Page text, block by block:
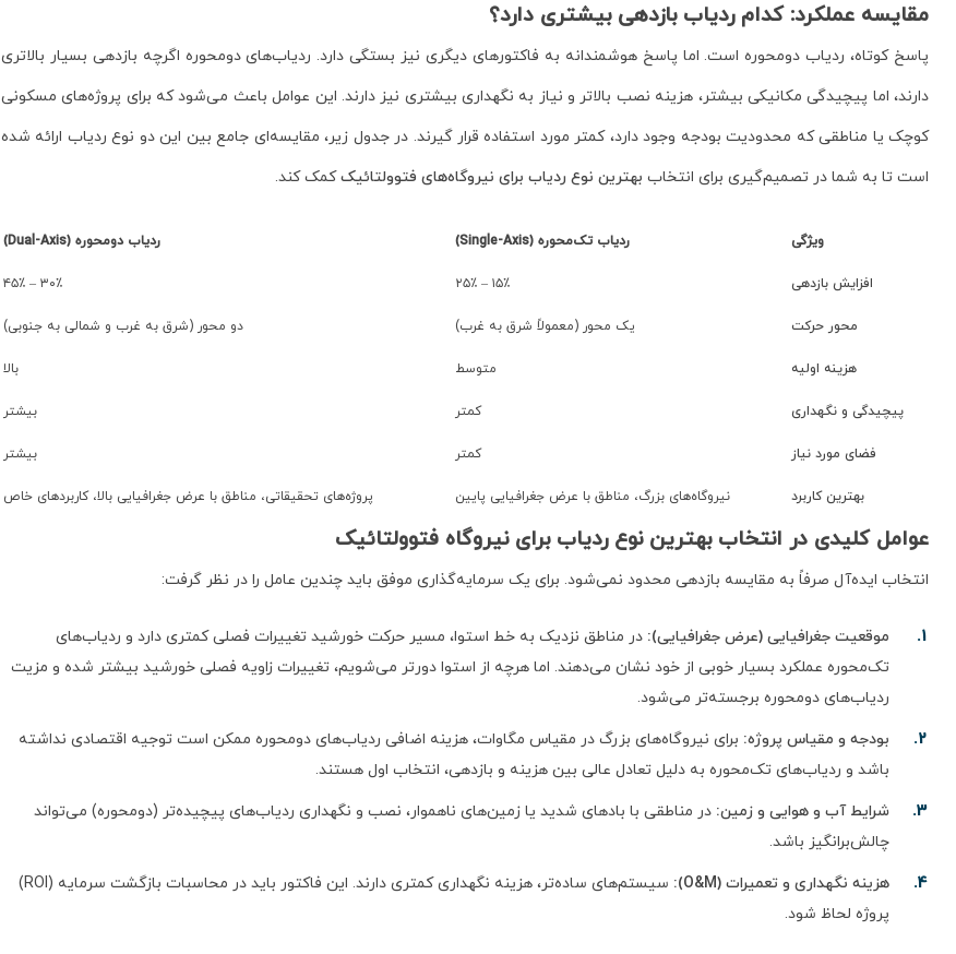
مقایسه عملکرد: کدام ردیاب بازدهی بیشتری دارد؟
پاسخ کوتاه، ردیاب دومحوره است. اما پاسخ هوشمندانه به فاکتورهای دیگری نیز بستگی دارد. ردیاب‌های دومحوره اگرچه بازدهی بسیار بالاتری
دارند، اما پیچیدگی مکانیکی بیشتر، هزینه نصب بالاتر و نیاز به نگهداری بیشتری نیز دارند. این عوامل باعث می‌شود که برای پروژه‌های مسکونی
کوچک یا مناطقی که محدودیت بودجه وجود دارد، کمتر مورد استفاده قرار گیرند. در جدول زیر، مقایسه‌ای جامع بین این دو نوع ردیاب ارائه شده
است تا به شما در تصمیم‌گیری برای انتخاب بهترین نوع ردیاب برای نیروگاه‌های فتوولتائیککمک کند.
ویژگی ردیاب تک‌محوره (Single-Axis) ردیاب دومحوره (Dual-Axis)
افزایش بازدهی ۱۵٪ – ۲۵٪ ۳۰٪ – ۴۵٪
محور حرکت یک محور (معمولاً شرق به غرب) دو محور (شرق به غرب و شمالی به جنوبی)
هزینه اولیه متوسط بالا
پیچیدگی و نگهداری کمتر بیشتر
فضای مورد نیاز کمتر بیشتر
بهترین کاربرد نیروگاه‌های بزرگ، مناطق با عرض جغرافیایی پایین پروژه‌های تحقیقاتی، مناطق با عرض جغرافیایی بالا، کاربردهای خاص
عوامل کلیدی در انتخاب بهترین نوع ردیاب برای نیروگاه فتوولتائیک
انتخاب ایده‌آل صرفاً به مقایسه بازدهی محدود نمی‌شود. برای یک سرمایه‌گذاری موفق باید چندین عامل را در نظر گرفت:
موقعیت جغرافیایی (عرض جغرافیایی): در مناطق نزدیک به خط استوا، مسیر حرکت خورشید تغییرات فصلی کمتری دارد و ردیاب‌های
تک‌محوره عملکرد بسیار خوبی از خود نشان می‌دهند. اما هرچه از استوا دورتر می‌شویم، تغییرات زاویه فصلی خورشید بیشتر شده و مزیت
ردیاب‌های دومحوره برجسته‌تر می‌شود.
بودجه و مقیاس پروژه: برای نیروگاه‌های بزرگ در مقیاس مگاوات، هزینه اضافی ردیاب‌های دومحوره ممکن است توجیه اقتصادی نداشته
باشد و ردیاب‌های تک‌محوره به دلیل تعادل عالی بین هزینه و بازدهی، انتخاب اول هستند.
شرایط آب و هوایی و زمین: در مناطقی با بادهای شدید یا زمین‌های ناهموار، نصب و نگهداری ردیاب‌های پیچیده‌تر (دومحوره) می‌تواند
چالش‌برانگیز باشد.
هزینه نگهداری و تعمیرات (O&M):
سیستم‌های ساده‌تر، هزینه نگهداری کمتری دارند. این فاکتور باید در محاسبات بازگشت سرمایه (ROI)
پروژه لحاظ شود.